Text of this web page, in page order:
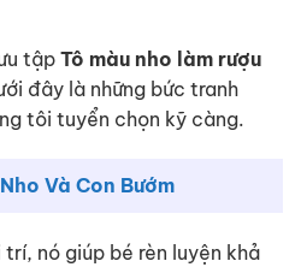
tập Tô màu nho làm rượu
đây là những bức tranh
tôi tuyển chọn kỹ càng.
Và Con Bướm
nó giúp bé rèn luyện khả